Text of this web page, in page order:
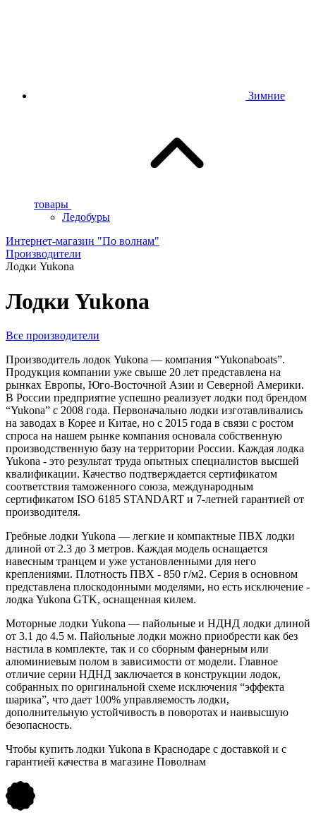
Зимние
товары
Ледобуры
Интернет-магазин "По волнам"
Производители
Лодки Yukona
Лодки Yukona
Все производители
Производитель лодок Yukona — компания “Yukonaboats”.
Продукция компании уже свыше 20 лет представлена на
рынках Европы, Юго-Восточной Азии и Северной Америки.
В России предприятие успешно реализует лодки под брендом
“Yukona” с 2008 года. Первоначально лодки изготавливались
на заводах в Корее и Китае, но с 2015 года в связи с ростом
спроса на нашем рынке компания основала собственную
производственную базу на территории России. Каждая лодка
Yukona - это результат труда опытных специалистов высшей
квалификации. Качество подтверждается сертификатом
соответствия таможенного союза, международным
сертификатом ISO 6185 STANDART и 7-летней гарантией от
производителя.
Гребные лодки Yukona — легкие и компактные ПВХ лодки
длиной от 2.3 до 3 метров. Каждая модель оснащается
навесным транцем и уже установленными для него
креплениями. Плотность ПВХ - 850 г/м2. Серия в основном
представлена плоскодонными моделями, но есть исключение -
лодка Yukona GTK, оснащенная килем.
Моторные лодки Yukona — пайольные и НДНД лодки длиной
от 3.1 до 4.5 м. Пайольные лодки можно приобрести как без
настила в комплекте, так и со сборным фанерным или
алюминиевым полом в зависимости от модели. Главное
отличие серии НДНД заключается в конструкции лодок,
собранных по оригинальной схеме исключения “эффекта
шарика”, что дает 100% управляемость лодки,
дополнительную устойчивость в поворотах и наивысшую
безопасность.
Чтобы купить лодки Yukona в Краснодаре с доставкой и с
гарантией качества в магазине Поволнам